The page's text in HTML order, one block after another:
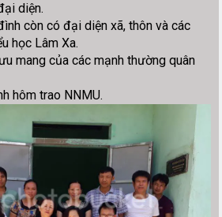
diện.
còn có đại diện xã, thôn và các
học Lâm Xa.
mang của các mạnh thường quân
hôm trao NNMU.